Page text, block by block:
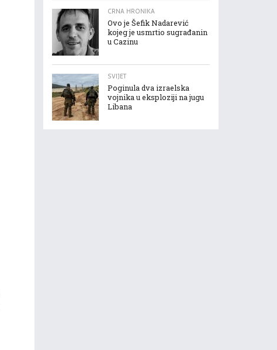
CRNA HRONIKA
Ovo je Šefik Nadarević
kojeg je usmrtio sugrađanin
u Cazinu
SVIJET
Poginula dva izraelska
vojnika u eksploziji na jugu
Libana